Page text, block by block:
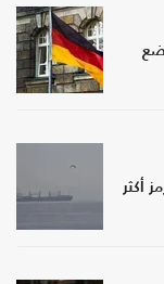
أكثر